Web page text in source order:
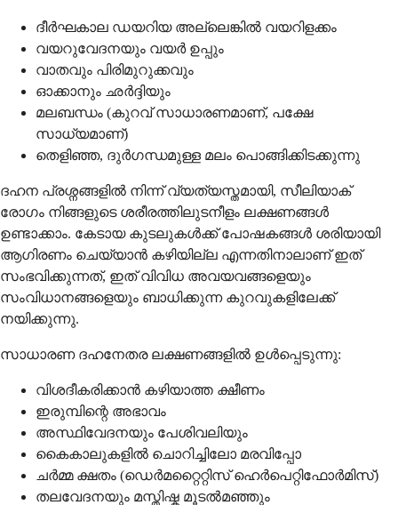
ദീർഘകാല ഡയറിയ അല്ലെങ്കിൽ വയറിളക്കം
വയറുവേദനയും വയർ ഉപ്പും
വാതവും പിരിമുറുക്കവും
ഓക്കാനും ഛർദ്ദിയും
മലബന്ധം (കുറവ് സാധാരണമാണ്, പക്ഷേ
സാധ്യമാണ്)
തെളിഞ്ഞ, ദുർഗന്ധമുള്ള മലം പൊങ്ങിക്കിടക്കുന്നു
ദഹന പ്രശ്നങ്ങളിൽ നിന്ന് വ്യത്യസ്തമായി, സീലിയാക്
രോഗം നിങ്ങളുടെ ശരീരത്തിലുടനീളം ലക്ഷണങ്ങൾ
ഉണ്ടാക്കാം. കേടായ കുടലുകൾക്ക് പോഷകങ്ങൾ ശരിയായി
ആഗിരണം ചെയ്യാൻ കഴിയില്ല എന്നതിനാലാണ് ഇത്
സംഭവിക്കുന്നത്, ഇത് വിവിധ അവയവങ്ങളെയും
സംവിധാനങ്ങളെയും ബാധിക്കുന്ന കുറവുകളിലേക്ക്
നയിക്കുന്നു.
സാധാരണ ദഹനേതര ലക്ഷണങ്ങളിൽ ഉൾപ്പെടുന്നു:
വിശദീകരിക്കാൻ കഴിയാത്ത ക്ഷീണം
ഇരുമ്പിന്റെ അഭാവം
അസ്ഥിവേദനയും പേശിവലിയും
കൈകാലുകളിൽ ചൊറിച്ചിലോ മരവിപ്പോ
ചർമ്മ ക്ഷതം (ഡെർമറ്റൈറ്റിസ് ഹെർപെറ്റിഫോർമിസ്)
തലവേദനയും മസ്തിഷ്ക മൂടൽമഞ്ഞും